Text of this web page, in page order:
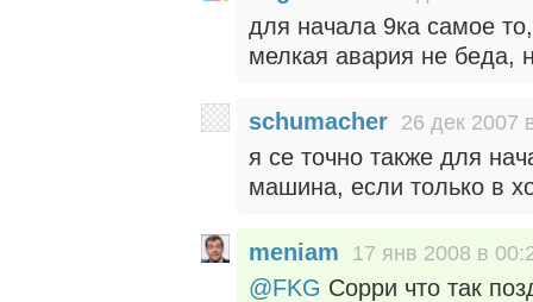
для начала 9ка самое
мелкая авария не беда,
schumacher 26 дек 2007
я се точно также для
машина, если только в
meniam 17 янв 2008 в
@FKG Сорри что так